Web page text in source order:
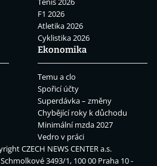
F1 2026
Atletika 2026
Cyklistika 2026
Ekonomika
Temu a clo
Spořicí účty
Superdávka – změny
Chybějící roky k důchodu
Minimální mzda 2027
Vedro v práci
CZECH NEWS CENTER a.s.
3493/1, 100 00 Praha 10 -